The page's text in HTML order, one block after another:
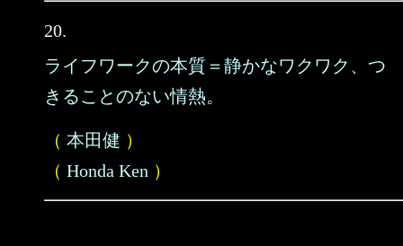
20.
ライフワークの本質＝静かなワクワク、つ
きることのない情熱。
（ 本田健 ）
（ Honda Ken ）